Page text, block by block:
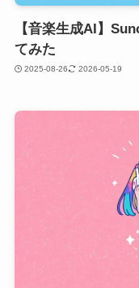
【音楽生成AI】
てみた
2025-08-26 2026-05-19